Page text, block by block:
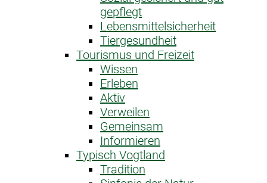
gepflegt
Lebensmittelsicherheit
Tiergesundheit
Tourismus und Freizeit
Wissen
Erleben
Aktiv
Verweilen
Gemeinsam
Informieren
Typisch Vogtland
Tradition